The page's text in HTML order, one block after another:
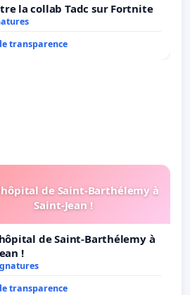
la collab Tadc sur Fortnite
transparence
de Saint-Barthélemy à
Saint-Jean !
de Saint-Barthélemy à
!
transparence